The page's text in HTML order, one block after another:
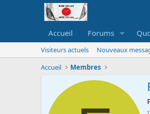
Accueil Forums
Visiteurs actuels Nouveaux
Accueil
Membres